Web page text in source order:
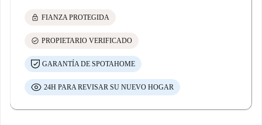
lock FIANZA PROTEGIDA
check_circle PROPIETARIO VERIFICADO
GARANTÍA DE SPOTAHOME
24H PARA REVISAR SU NUEVO HOGAR